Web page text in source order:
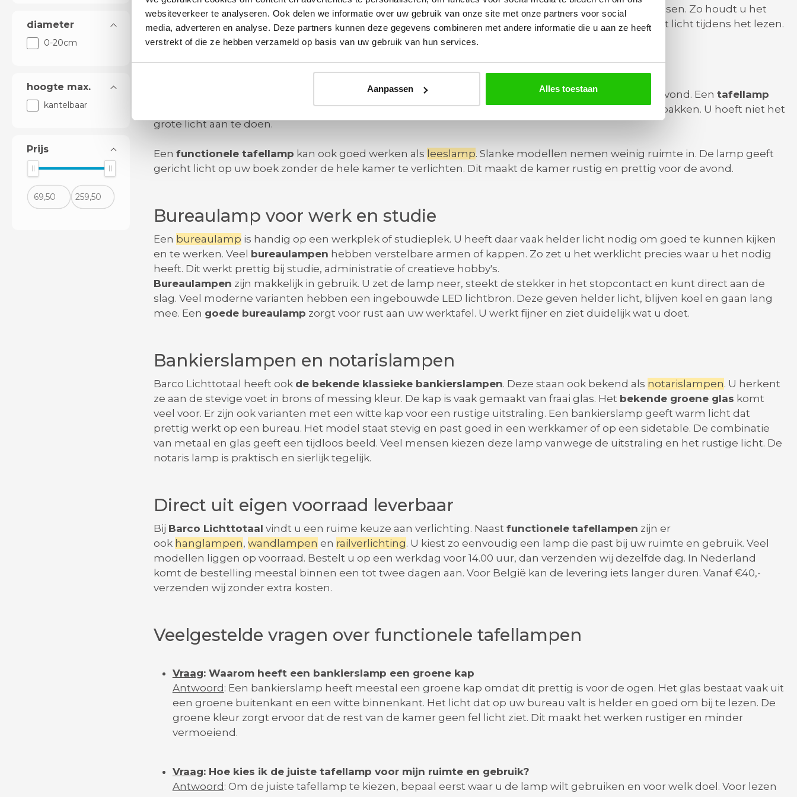
websiteverkeer te analyseren. Ook delen we informatie over uw gebruik van onze site met onze partners voor social
media, adverteren en analyse. Deze partners kunnen deze gegevens combineren met andere informatie die u aan ze heeft
verstrekt of die ze hebben verzameld op basis van uw gebruik van hun services.
Aanpassen Alles toestaan
diameter
0-20cm
hoogte max.
kantelbaar
Prijs
In plaats van eentafellampkunt unaast de bankofnaast de stoelook vaak een staande lamp
plaatsen. Zo houdt u het
oppervlak van uw tafel vrij en heeft u toch prettig licht. Eenstaande lamp met leesarm geeft gericht licht tijdens het lezen.
Functionele tafellamp op het nachtkastje
hebben behoefte aan zacht en gericht licht. Een plafonnièreis soms te fel in de avond. Een tafellamp
geeft dan precies genoeg licht. Dit helpt bij opstaan in de nacht of bij snel iets pakken. U hoeft niet het
grote licht aan te doen.
Een functionele tafellamp kan ook goed werken als leeslamp. Slanke modellen nemen weinig ruimte in. De lamp geeft
gericht licht op uw boek zonder de hele kamer te verlichten. Dit maakt de kamer rustig en prettig voor de avond.
Bureaulamp voor werk en studie
Een bureaulamp is handig op een werkplek of studieplek. U heeft daar vaak helder licht nodig om goed te kunnen kijken
en te werken. Veel bureaulampen hebben verstelbare armen of kappen. Zo zet u het werklicht precies waar u het nodig
heeft. Dit werkt prettig bij studie, administratie of creatieve hobby's.
Bureaulampen zijn makkelijk in gebruik. U zet de lamp neer, steekt de stekker in het stopcontact en kunt direct aan de
slag. Veel moderne varianten hebben een ingebouwde LED lichtbron. Deze geven helder licht, blijven koel en gaan lang
mee. Een goede bureaulamp zorgt voor rust aan uw werktafel. U werkt fijner en ziet duidelijk wat u doet.
Bankierslampen en notarislampen
Barco Lichttotaal heeft ook de bekende klassieke bankierslampen. Deze staan ook bekend als notarislampen. U herkent
ze aan de stevige voet in brons of messing kleur. De kap is vaak gemaakt van fraai glas. Het bekende groene glas komt
veel voor. Er zijn ook varianten met een witte kap voor een rustige uitstraling. Een bankierslamp geeft warm licht dat
prettig werkt op een bureau. Het model staat stevig en past goed in een werkkamer of op een sidetable. De combinatie
van metaal en glas geeft een tijdloos beeld. Veel mensen kiezen deze lamp vanwege de uitstraling en het rustige licht. De
notaris lamp is praktisch en sierlijk tegelijk.
Direct uit eigen voorraad leverbaar
Bij Barco Lichttotaal vindt u een ruime keuze aan verlichting. Naast functionele tafellampen zijn er
ook hanglampen, wandlampen en railverlichting. U kiest zo eenvoudig een lamp die past bij uw ruimte en gebruik. Veel
modellen liggen op voorraad. Bestelt u op een werkdag voor 14.00 uur, dan verzenden wij dezelfde dag. In Nederland
komt de bestelling meestal binnen een tot twee dagen aan. Voor België kan de levering iets langer duren. Vanaf €40,-
verzenden wij zonder extra kosten.
Veelgestelde vragen over functionele tafellampen
Vraag: Waarom heeft een bankierslamp een groene kap
Antwoord : Een bankierslamp heeft meestal een groene kap omdat dit prettig is voor de ogen. Het glas bestaat vaak uit
een groene buitenkant en een witte binnenkant. Het licht dat op uw bureau valt is helder en goed om bij te lezen. De
groene kleur zorgt ervoor dat de rest van de kamer geen fel licht ziet. Dit maakt het werken rustiger en minder
vermoeiend.
Vraag: Hoe kies ik de juiste tafellamp voor mijn ruimte en gebruik?
Antwoord : Om de juiste tafellamp te kiezen, bepaal eerst waar u de lamp wilt gebruiken en voor welk doel. Voor lezen